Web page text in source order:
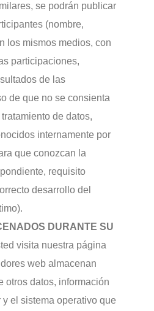
se podrán publicar
(nombre,
los mismos medios, con
participaciones,
de las
de que no se consienta
de datos,
internamente por
que conozcan la
requisito
desarrollo del
DURANTE SU
visita nuestra página
web almacenan
otros datos, información
el sistema operativo que